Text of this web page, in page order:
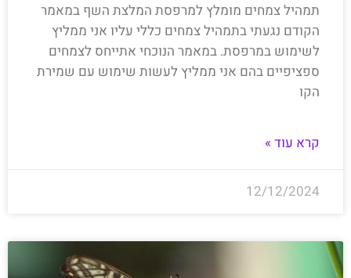
תמהיל צמחים מומלץ למרפסת המלצת השף במאמר
הקודם נגעתי בתמהיל צמחים כללי עליו אני ממליץ
לשימוש במרפסת. במאמר הנוכחי אתייחס לצמחים
ספציפיים בהם אני ממליץ לעשות שימוש עם שמירת
הקו
קרא עוד »
12/12/2024